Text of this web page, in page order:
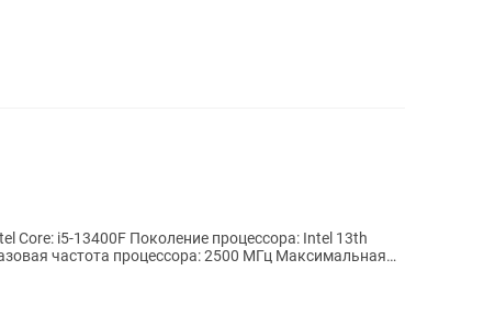
Core: i5-13400F Поколение процессора: Intel 13th
частота процессора: 2500 МГц Максимальная